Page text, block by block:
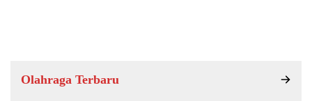
Olahraga Terbaru